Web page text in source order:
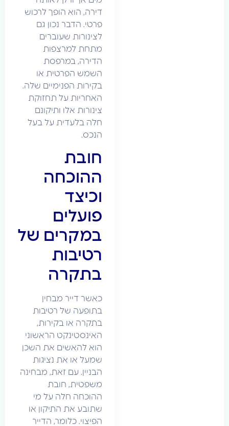
דירה, הוא הופך לרכוש
פרטי. הדבר נכון גם
לצינורות שעוברים
מתחת למרצפות
הדירה, במרפסת
השמש הפרטית או
בקירות הפנימיים שלה.
האחריות על תחזוקת
צינורות אלו ותיקונם
חלה בלעדית על בעל
חובת
ההוכחה
וכיצד
פועלים
במקרים של
רטיבות
בתקרה
כאשר דייר מבחין
בתופעה של רטיבות
בתקרה או בקירות,
האינסטינקט הראשוני
הוא להאשים את השכן
שמעל או את נציגות
הבניין. עם זאת, מבחינה
משפטית, חובת
ההוכחה חלה על מי
שתובע את התיקון או
הפיצוי. כלומר, הדייר